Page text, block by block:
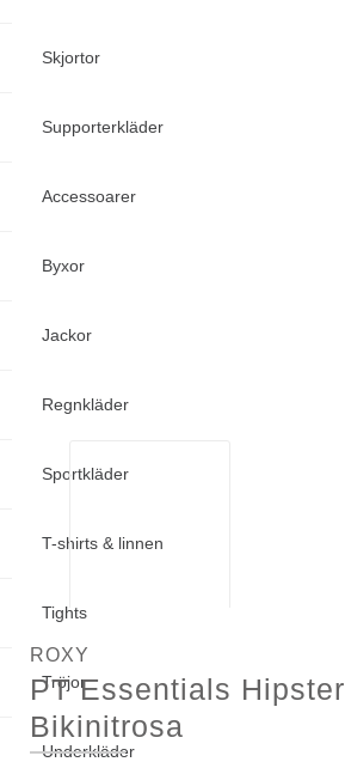
Skjortor
Supporterkläder
Accessoarer
Byxor
Jackor
Regnkläder
Sportkläder
T-shirts & linnen
Tights
Tröjor
Underkläder
ROXY
PT Essentials Hipster
Bikinitrosa